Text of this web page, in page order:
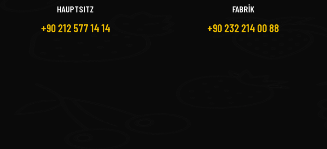
HAUPTSITZ
+90 212 577 14 14
FABRİK
+90 232 214 00 88